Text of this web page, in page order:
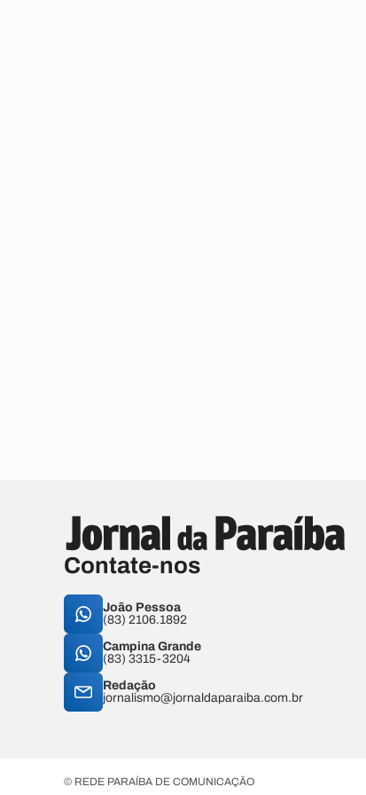
Contate-nos
João Pessoa
(83) 2106.1892
Campina Grande
(83) 3315-3204
Redação
jornalismo@jornaldaparaiba.com.br
© REDE PARAÍBA DE COMUNICAÇÃO